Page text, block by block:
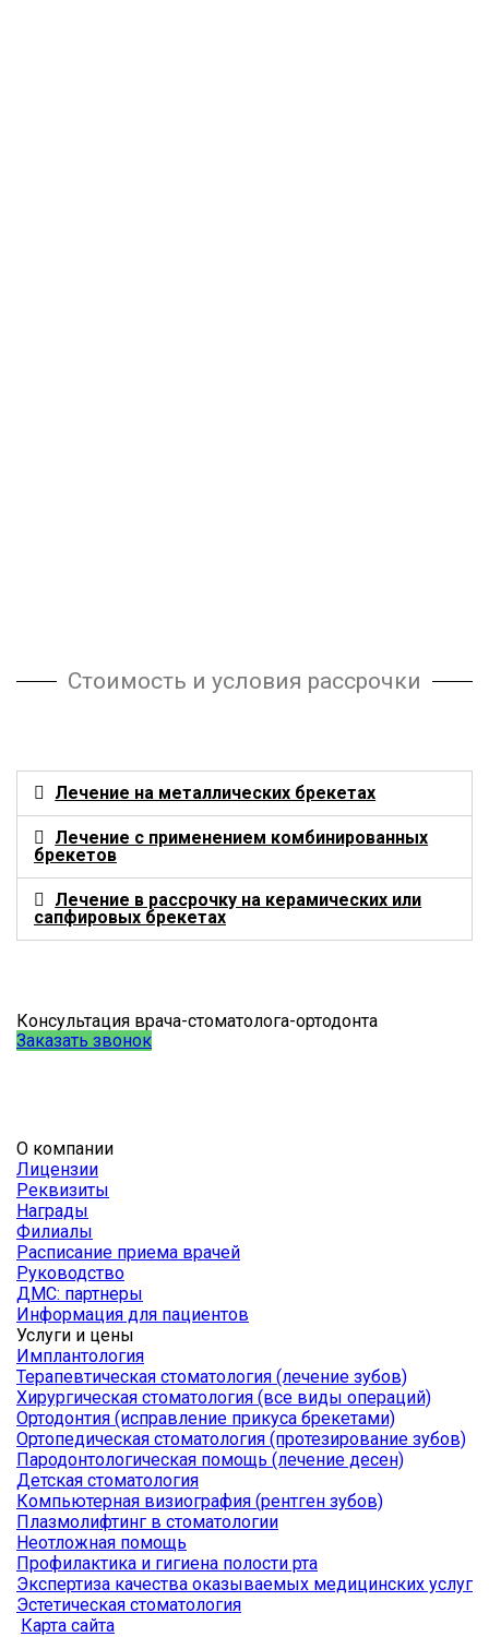
Стоимость и условия рассрочки
Лечение на металлических брекетах
Лечение с применением комбинированных
брекетов
Лечение в рассрочку на керамических или
сапфировых брекетах
Консультация врача-стоматолога-ортодонта
Заказать звонок
О компании
Лицензии
Реквизиты
Награды
Филиалы
Расписание приема врачей
Руководство
ДМС: партнеры
Информация для пациентов
Услуги и цены
Имплантология
Терапевтическая стоматология (лечение зубов)
Хирургическая стоматология (все виды операций)
Ортодонтия (исправление прикуса брекетами)
Ортопедическая стоматология (протезирование зубов)
Пародонтологическая помощь (лечение десен)
Детская стоматология
Компьютерная визиография (рентген зубов)
Плазмолифтинг в стоматологии
Неотложная помощь
Профилактика и гигиена полости рта
Экспертиза качества оказываемых медицинских услуг
Эстетическая стоматология
Карта сайта